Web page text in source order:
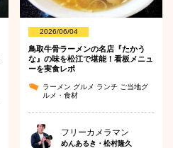
2026/06/04
鳥取牛骨ラーメンの名店『たかう
な』の味を松江で堪能！看板メニュ
ーを実食レポ
ラーメン グルメ ランチ ご当地グ
ルメ・食材
フリーカメラマン
めんあるき・松村隆久